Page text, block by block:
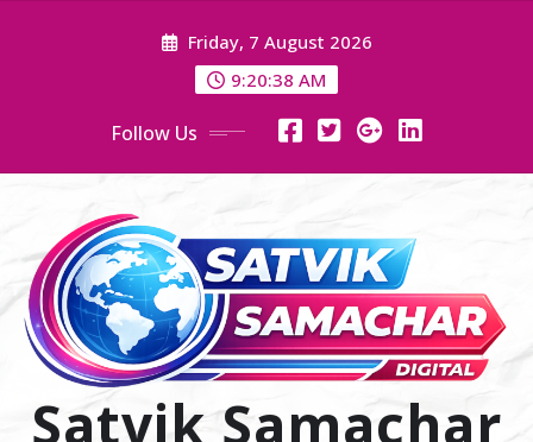
Friday, 7 August 2026
9:20:38 AM
Follow Us
Satvik Samachar